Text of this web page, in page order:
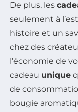
De plus, les
seulement à
histoire et un
chez des
l’économie de
cadeau unique
de
bougie